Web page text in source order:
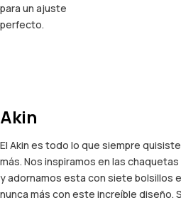
para un ajuste
perfecto.
Akin
El Akin es todo lo que siempre
más. Nos inspiramos en las
y adornamos esta con siete bolsillos
nunca más con este increíble diseño.